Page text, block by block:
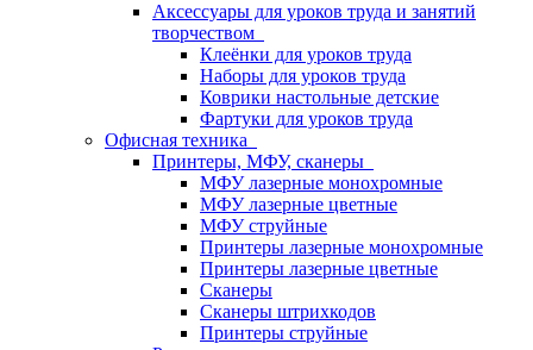
Аксессуары для уроков труда и занятий
творчеством
Клеёнки для уроков труда
Наборы для уроков труда
Коврики настольные детские
Фартуки для уроков труда
Офисная техника
Принтеры, МФУ, сканеры
МФУ лазерные монохромные
МФУ лазерные цветные
МФУ струйные
Принтеры лазерные монохромные
Принтеры лазерные цветные
Сканеры
Сканеры штрихкодов
Принтеры струйные